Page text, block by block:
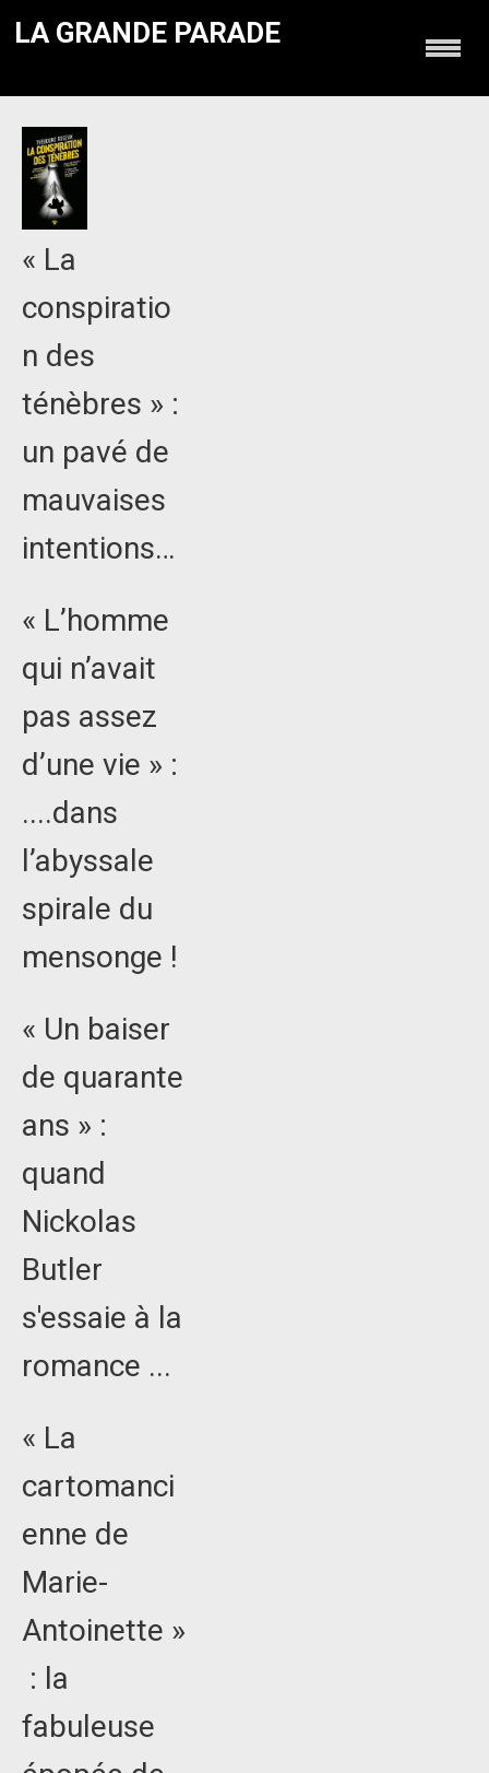
LA GRANDE PARADE
« La
conspiratio
n des
ténèbres » :
un pavé de
mauvaises
intentions…
« L’homme
qui n’avait
pas assez
d’une vie » :
....dans
l’abyssale
spirale du
mensonge !
« Un baiser
de quarante
ans » :
quand
Nickolas
Butler
s'essaie à la
romance ...
« La
cartomanci
enne de
Marie-
Antoinette »
: la
fabuleuse